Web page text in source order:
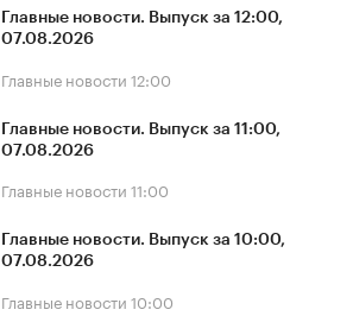
Главные новости. Выпуск за 12:00,
07.08.2026
Главные новости 12:00
Главные новости. Выпуск за 11:00,
07.08.2026
Главные новости 11:00
Главные новости. Выпуск за 10:00,
07.08.2026
Главные новости 10:00